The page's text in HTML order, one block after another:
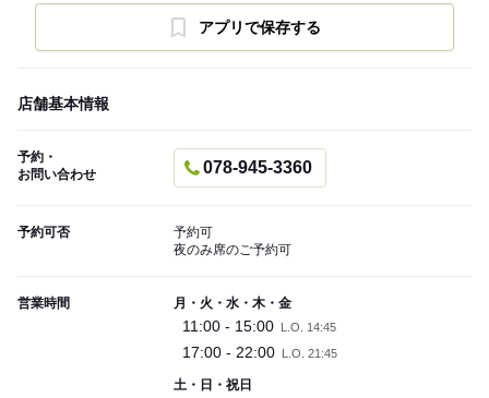
アプリで保存する
店舗基本情報
予約・
お問い合わせ
078-945-3360
予約可否
予約可
夜のみ席のご予約可
営業時間 月・火・水・木・金
11:00 - 15:00 L.O. 14:45
17:00 - 22:00 L.O. 21:45
土・日・祝日